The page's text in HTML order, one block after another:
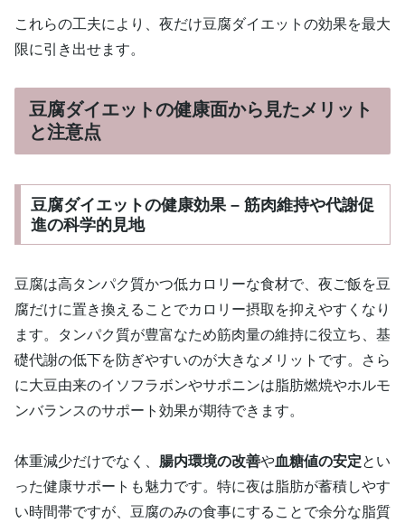
これらの工夫により、夜だけ豆腐ダイエットの効果を最大
限に引き出せます。
豆腐ダイエットの健康面から見たメリット
と注意点
豆腐ダイエットの健康効果 – 筋肉維持や代謝促
進の科学的見地
豆腐は高タンパク質かつ低カロリーな食材で、夜ご飯を豆
腐だけに置き換えることでカロリー摂取を抑えやすくなり
ます。タンパク質が豊富なため筋肉量の維持に役立ち、基
礎代謝の低下を防ぎやすいのが大きなメリットです。さら
に大豆由来のイソフラボンやサポニンは脂肪燃焼やホルモ
ンバランスのサポート効果が期待できます。
体重減少だけでなく、 腸内環境の改善や血糖値の安定とい
った健康サポートも魅力です。特に夜は脂肪が蓄積しやす
い時間帯ですが、豆腐のみの食事にすることで余分な脂質